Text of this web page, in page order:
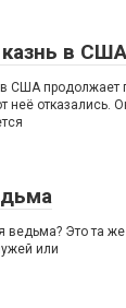
в США
США продолжает
неё отказались.
ведьма? Это та
или